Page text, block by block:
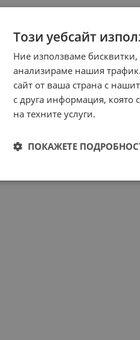
Този уебсайт
Ние използваме
анализираме нашия
сайт от ваша страна с
с друга информация, която
на техните услуги.
ПОКАЖЕТЕ